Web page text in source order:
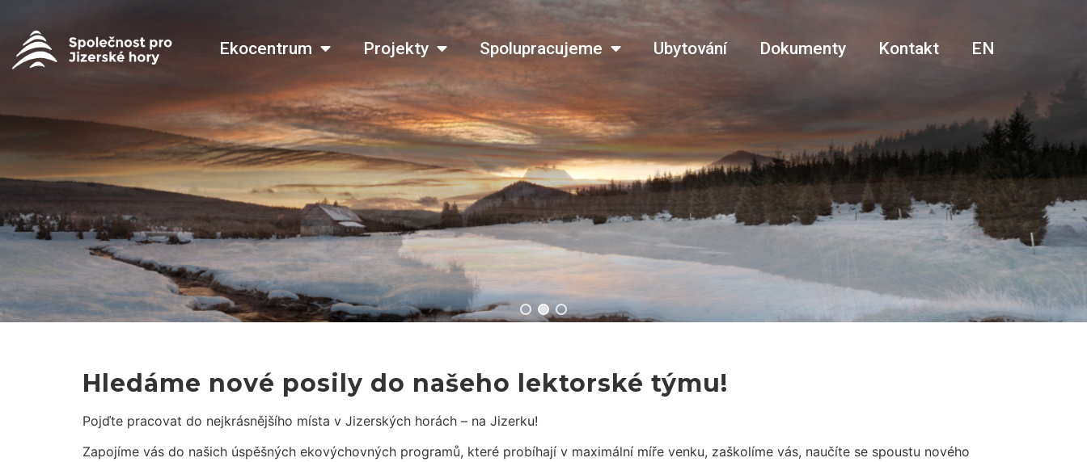
Ekocentrum Projekty Spolupracujeme Ubytování Dokumenty Kontakt EN
Hledáme nové posily do našeho lektorské týmu!
Pojďte pracovat do nejkrásnějšího místa v Jizerských horách – na Jizerku!
Zapojíme vás do našich úspěšných ekovýchovných programů, které probíhají v maximální míře venku, zaškolíme vás, naučíte se spoustu nového